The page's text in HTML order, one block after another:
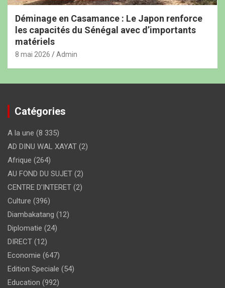
Déminage en Casamance : Le Japon renforce
les capacités du Sénégal avec d’importants
matériels
8 mai 2026 Admin
Catégories
A la une (8 335)
AD DINU WAL XAYAT (2)
Afrique (264)
AU FOND DU SUJET (2)
CENTRE D'INTERET (2)
Culture (396)
Diambakatang (12)
Diplomatie (24)
DIRECT (12)
Economie (647)
Edition Speciale (54)
Education (992)